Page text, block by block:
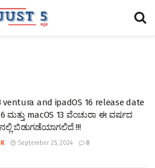
ventura and ipadOS 16 release date
ಮತ್ತು macOS 13 ವೆಂಚುರಾ ಈ ವರ್ಷದ
ಬಿಡುಗಡೆಯಾಗಲಿದೆ !!!
September 25, 2024 0